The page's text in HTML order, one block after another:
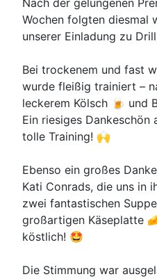
Nach der gelungenen
Wochen folgten diesmal
unserer Einladung zu
Bei trockenem und fast
wurde fleißig trainiert –
leckerem Kölsch 🍺 und
Ein riesiges Dankeschön
tolle Training! 🙌
Ebenso ein großes
Kati Conrads, die uns in
zwei fantastischen
großartigen Käseplatte
köstlich! 🤩
Die Stimmung war